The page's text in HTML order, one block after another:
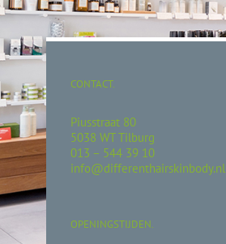
CONTACT.
Piusstraat 80
5038 WT Tilburg
013 – 544 39 10
info@differenthairskinbody.nl
OPENINGSTIJDEN.